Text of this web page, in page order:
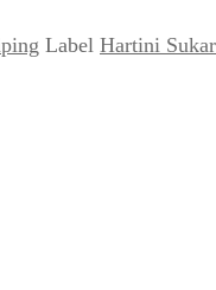
Label Hartini